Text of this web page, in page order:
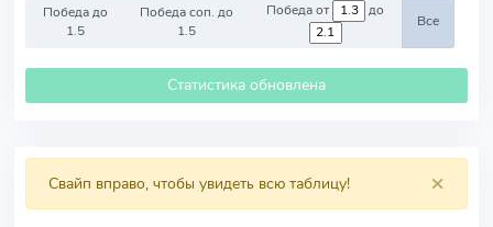
Победа до
1.5
Победа соп. до
1.5
Победа от до
Все
Статистика обновлена
×
Свайп вправо, чтобы увидеть всю таблицу!